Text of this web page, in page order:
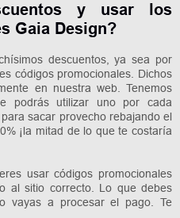
y usar los
Gaia Design?
descuentos, ya sea por
códigos promocionales. Dichos
en nuestra web. Tenemos
podrás utilizar uno por cada
sacar provecho rebajando el
¡la mitad de lo que te costaría
usar códigos promocionales
al sitio correcto. Lo que debes
vayas a procesar el pago. Te